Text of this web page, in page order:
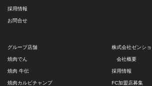
採用情報
お問合せ
グループ店舗
焼肉でん
焼肉 牛伝
焼肉カルビチャンプ
株式会社ゼンショ
会社概要
採用情報
FC加盟店募集